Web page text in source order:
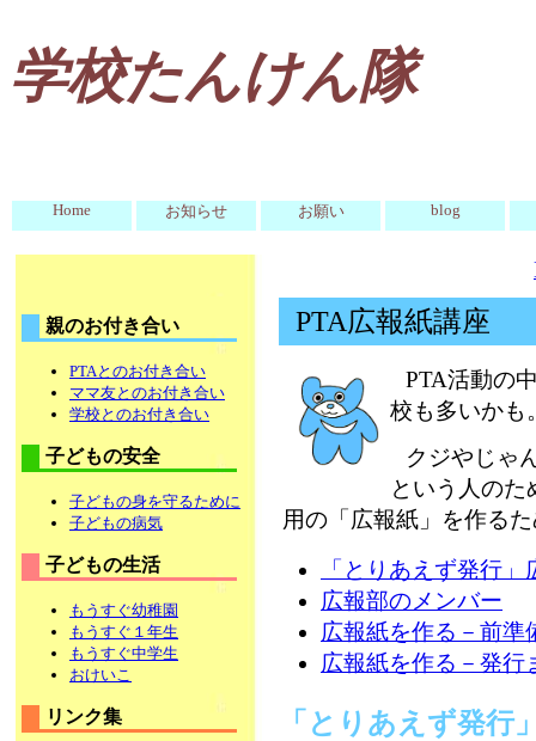
学校たんけん隊
Home お知らせ お願い blog
親のお付き合い
PTAとのお付き合い
ママ友とのお付き合い
学校とのお付き合い
子どもの安全
子どもの身を守るために
子どもの病気
子どもの生活
もうすぐ幼稚園
もうすぐ１年生
もうすぐ中学生
おけいこ
リンク集
PTA広報紙講座
PTA活動の
校も多いかも
クジやじゃ
という人の
用の「広報紙」を作る
「とりあえず発行」
広報部のメンバー
広報紙を作る－前準
広報紙を作る－発行
「とりあえず発